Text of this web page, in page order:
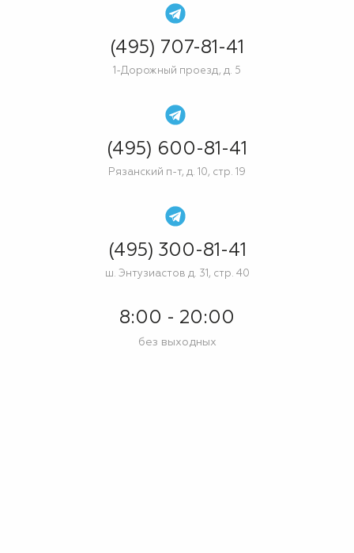
(495) 707-81-41
1-Дорожный проезд, д. 5
(495) 600-81-41
Рязанский п-т, д. 10, стр. 19
(495) 300-81-41
ш. Энтузиастов д. 31, стр. 40
8:00 - 20:00
без выходных